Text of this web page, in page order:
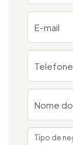
E-mail
Telefone
Nome
Tipo de